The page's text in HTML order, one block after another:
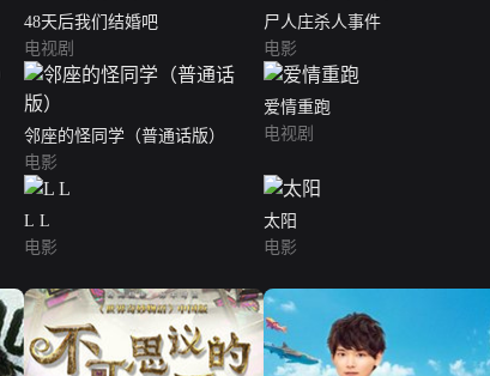
48天后我们结婚吧
电视剧
尸人庄杀人事件
电影
邻座的怪同学（普通话版）
电影
爱情重跑
电视剧
L L
电影
太阳
电影